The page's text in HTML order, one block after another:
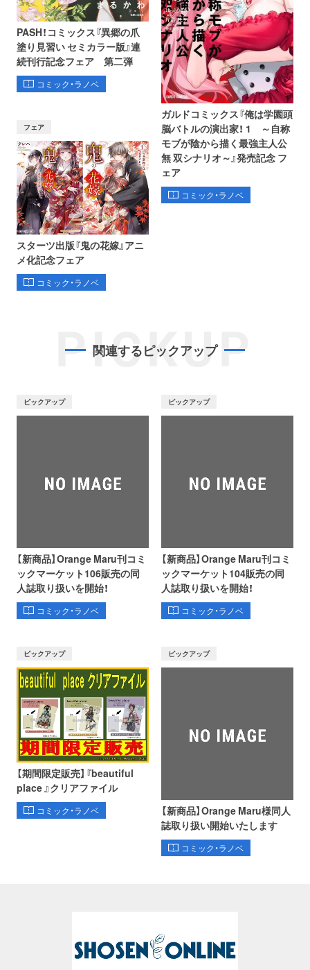
PASH！コミックス『異郷の爪
塗り見習い セミカラー版』連
続刊行記念フェア 第二弾
コミック・ラノベ
フェア
スターツ出版『鬼の花嫁』アニ
メ化記念フェア
コミック・ラノベ
ガルドコミックス『俺は学園頭
脳バトルの演出家！ 1 ～自称
モブが陰から描く最強主人公
無 双シナリオ～』発売記念 フ
ェア
コミック・ラノベ
PICKUP
関連するピックアップ
ピックアップ
【新商品】Orange Maru刊コミ
ックマーケット106販売の同
人誌取り扱いを開始！
コミック・ラノベ
ピックアップ
【新商品】Orange Maru刊コミ
ックマーケット104販売の同
人誌取り扱いを開始！
コミック・ラノベ
ピックアップ
【期間限定販売】『beautiful
place 』クリアファイル
コミック・ラノベ
ピックアップ
【新商品】Orange Maru様同人
誌取り扱い開始いたします
コミック・ラノベ